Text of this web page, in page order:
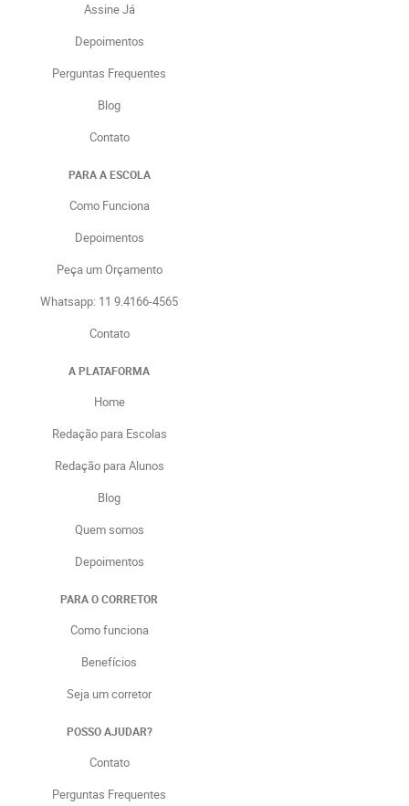
Assine Já
Depoimentos
Perguntas Frequentes
Blog
Contato
PARA A ESCOLA
Como Funciona
Depoimentos
Peça um Orçamento
Whatsapp: 11 9.4166-4565
Contato
A PLATAFORMA
Home
Redação para Escolas
Redação para Alunos
Blog
Quem somos
Depoimentos
PARA O CORRETOR
Como funciona
Benefícios
Seja um corretor
POSSO AJUDAR?
Contato
Perguntas Frequentes